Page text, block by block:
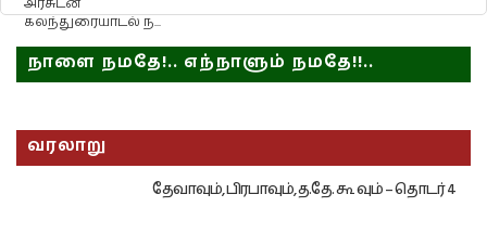
அரசுடன்
கலந்துரையாடல் ந...
நாளை நமதே!.. எந்நாளும் நமதே!!..
வரலாறு
தேவாவும், பிரபாவும், த.தே. கூ வும் – தொடர் 4